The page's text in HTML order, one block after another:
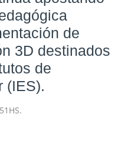
de
3D destinados
de
(IES).